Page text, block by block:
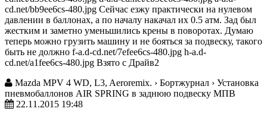
cd.net/bb9ee6cs-480.jpg Сейчас езжу практически на нулевом
давлении в баллонах, а по началу накачал их 0.5 атм. Зад был
жестким и заметно уменьшились крены в поворотах. Думаю
теперь можно грузить машину и не бояться за подвеску, такого
быть не должно f-a.d-cd.net/7efee6cs-480.jpg h-a.d-
cd.net/a1fee6cs-480.jpg Взято с Драйв2
Mazda MPV 4 WD, L3, Aeroremix. › Бортжурнал › Установка
пневмобаллонов AIR SPRING в заднюю подвеску МПВ
22.11.2015 19:48